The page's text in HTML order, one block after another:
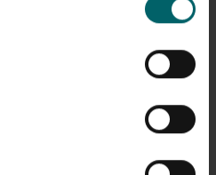
gå til ”Administrér cookie
og foretage en ændring.
behandling af
mulighed for behandling